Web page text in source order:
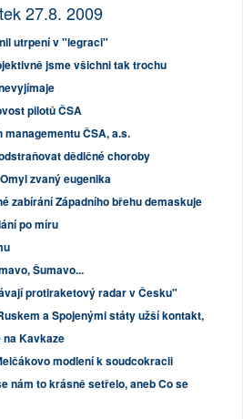
27.8. 2009
utrpení v "legraci"
jsme všichni tak trochu
pilotů ČSA
managementu ČSA, a.s.
dědičné choroby
Omyl zvaný eugenika
zabírání Západního břehu demaskuje
po míru
Šumavo...
protiraketový radar v Česku"
a Spojenými státy užší kontakt,
Kavkaze
modlení k soudcokracii
nám to krásně setřelo, aneb Co se